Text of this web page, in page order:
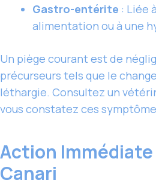
Gastro-entérite : Liée
alimentation ou à une
Un piège courant est de
précurseurs tels que le
léthargie. Consultez un
vous constatez ces
Action
Canari